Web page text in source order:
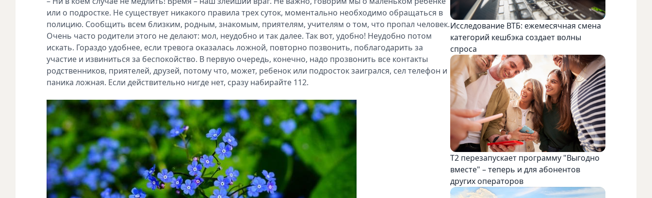
или о подростке. Не существует никакого правила трех суток, моментально необходимо обращаться в
полицию. Сообщить всем близким, родным, знакомым, приятелям, учителям о том, что пропал человек.
Очень часто родители этого не делают: мол, неудобно и так далее. Так вот, удобно! Неудобно потом
искать. Гораздо удобнее, если тревога оказалась ложной, повторно позвонить, поблагодарить за
участие и извиниться за беспокойство. В первую очередь, конечно, надо прозвонить все контакты
родственников, приятелей, друзей, потому что, может, ребенок или подросток заигрался, сел телефон и
паника ложная. Если действительно нигде нет, сразу набирайте 112.
Исследование ВТБ: ежемесячная смена
категорий кешбэка создает волны
спроса
Т2 перезапускает программу "Выгодно
вместе" – теперь и для абонентов
других операторов